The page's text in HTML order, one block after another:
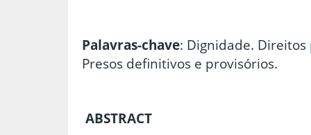
Palavras-chave: Dignidade.
Presos definitivos e provisórios.
ABSTRACT